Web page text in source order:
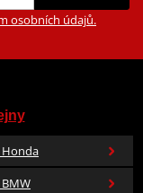
osobních údajů.
Honda